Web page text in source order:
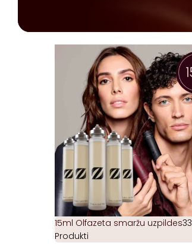
15ml Olfazeta smaržu uzpildes33
Produkti